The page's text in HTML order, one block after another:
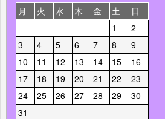
月
火 水 木 金 土
日
1
2
3
4 5 6 7 8
9
10
11 12 13 14 15
16
17
18 19 20 21 22
23
24
25 26 27 28 29
30
31